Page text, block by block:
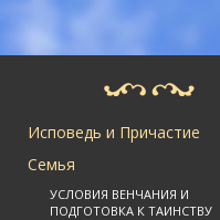
Исповедь и Причастие
Семья
УСЛОВИЯ ВЕНЧАНИЯ И
ПОДГОТОВКА К ТАИНСТВУ